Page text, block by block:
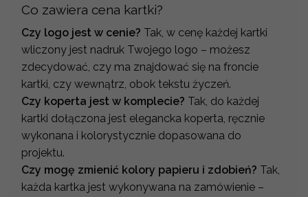
Co zawiera cena kartki?
Czy logo jest w cenie? Tak, w cenę każdej kartki
wliczony jest nadruk Twojego logo – możesz
zdecydować, czy ma znajdować się na froncie
kartki, czy wewnątrz, obok tekstu życzeń.
Czy koperta jest w komplecie? Tak, do każdej
kartki dołączona jest elegancka koperta, ręcznie
wykonana i kolorystycznie dopasowana do
projektu.
Czy mogę zmienić kolory papieru i zdobień? Tak,
każda kartka jest wykonywana na zamówienie –